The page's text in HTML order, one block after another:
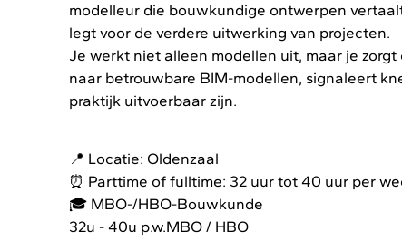
modelleur die bouwkundige ontwerpen
legt voor de verdere uitwerking van projecten.
Je werkt niet alleen modellen uit, maar je
naar betrouwbare BIM-modellen, signaleert
praktijk uitvoerbaar zijn.
📍 Locatie: Oldenzaal
⏰ Parttime of fulltime: 32 uur tot 40 uur per
🎓 MBO-/HBO-Bouwkunde
32u - 40u p.w.MBO / HBO